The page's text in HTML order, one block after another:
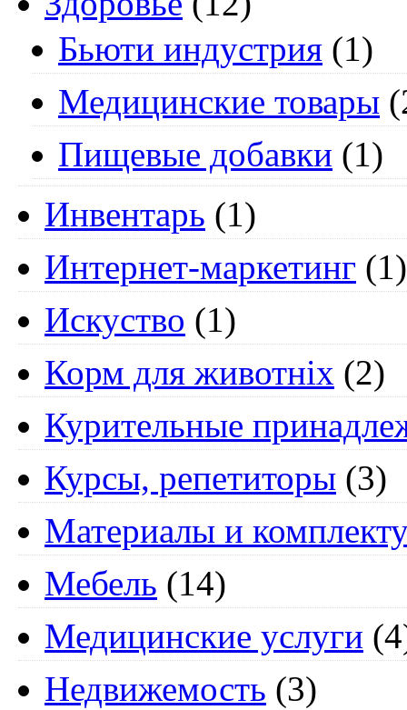
Бьюти индустрия (1)
Медицинские товары
Пищевые добавки (1)
Инвентарь (1)
Интернет-маркетинг (1)
Искуство (1)
Корм для животніх (2)
Курительные
Курсы, репетиторы (3)
Материалы и
Мебель (14)
Медицинские услуги
Недвижемость (3)